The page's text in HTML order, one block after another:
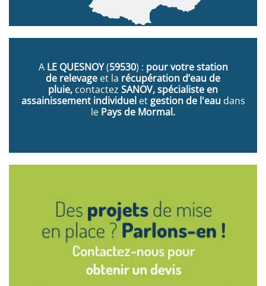
A LE QUESNOY(59530) : pour votre station
de relevage et la récupération d’eau de
pluie, contactez SANOV, spécialiste en
assainissement individuel etgestion de l'eau dans
le Pays de Mormal.